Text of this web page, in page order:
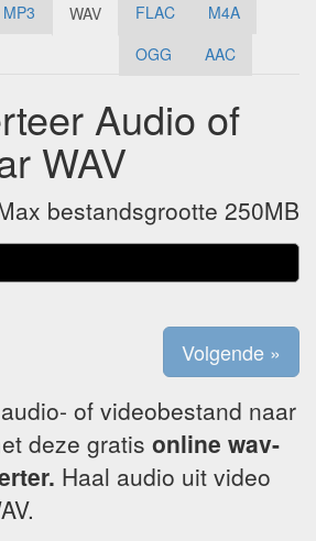
MP3 WAV FLAC
M4A
OGG
AAC
Audio of
WAV
bestandsgrootte 250MB
of videobestand naar
deze gratis online wav-
Haal audio uit video